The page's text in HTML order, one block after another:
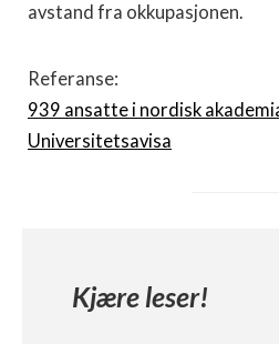
avstand fra okkupasjonen.
Referanse:
939 ansatte i nordisk
Universitetsavisa
Kjære leser!